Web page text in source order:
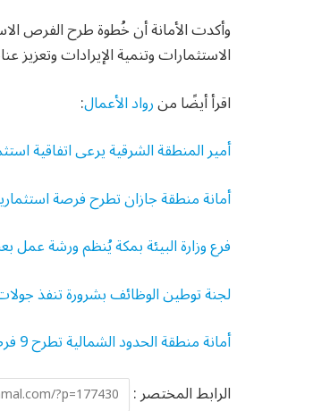
وأكدت الأمانة أن خُطوة طرح الفرص
الاستثمارات وتنمية الإيرادات وتعزيز
اقرأ أيضًا منرواد الأعمال:
أمير المنطقة الشرقية يرعى اتفاقية
أمانة منطقة جازان تطرح فرصة
فرع وزارة البيئة بمكة يُنظم ورشة عمل
لجنة توطين الوظائف بشرورة تنفذ
أمانة منطقة الحدود الشمالية تطرح 9 فرص استثمارية بالشعبة
الرابط المختصر :